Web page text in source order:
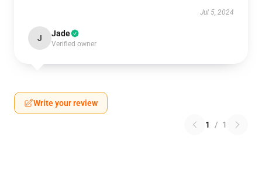
Jul 5, 2024
J Jade
Verified owner
Write your review
1 / 1